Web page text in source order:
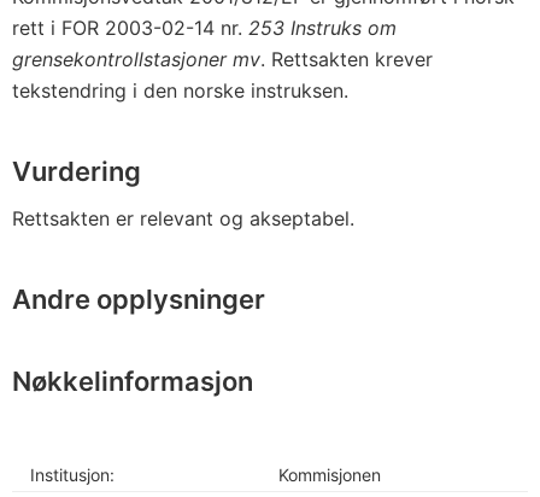
rett i FOR 2003-02-14 nr. 253 Instruks om
grensekontrollstasjoner mv. Rettsakten krever
tekstendring i den norske instruksen.
Vurdering
Rettsakten er relevant og akseptabel.
Andre opplysninger
Nøkkelinformasjon
Institusjon:
Kommisjonen